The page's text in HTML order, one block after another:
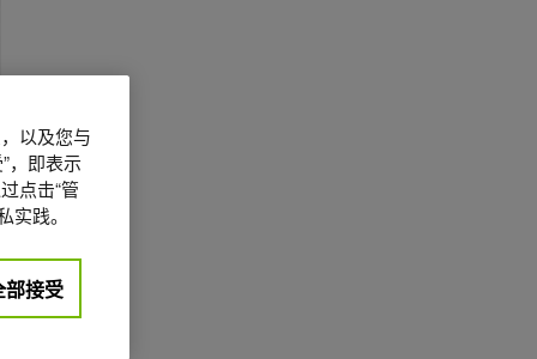
以及您与
，即表示
点击“管
实践。
部接受